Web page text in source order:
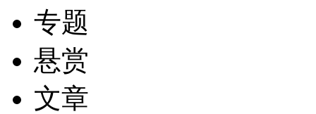
专题
悬赏
文章